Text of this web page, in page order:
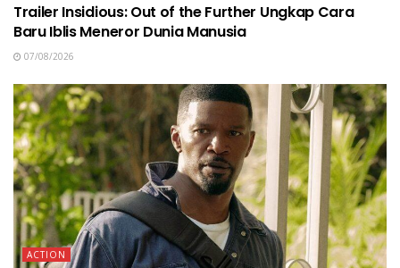
Trailer Insidious: Out of the Further Ungkap Cara
Baru Iblis Meneror Dunia Manusia
07/08/2026
ACTION